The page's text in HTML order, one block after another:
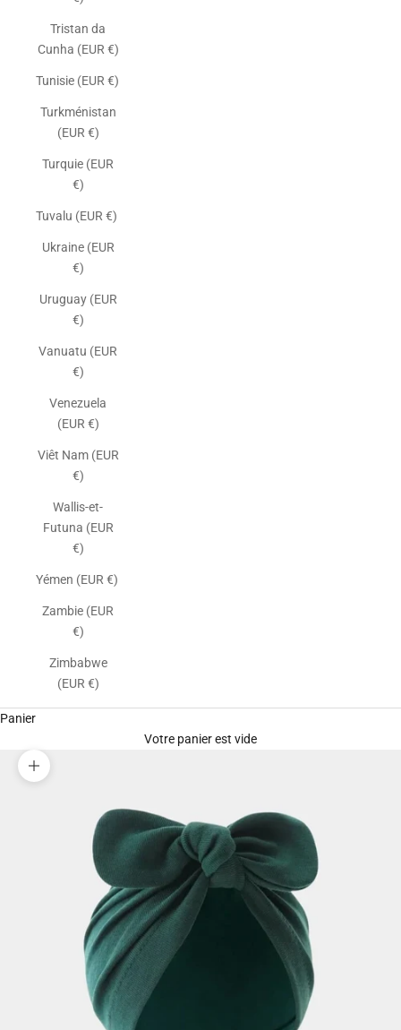
Tristan da
Cunha (EUR €)
Tunisie (EUR €)
Turkménistan
(EUR €)
Turquie (EUR
€)
Tuvalu (EUR €)
Ukraine (EUR
€)
Uruguay (EUR
€)
Vanuatu (EUR
€)
Venezuela
(EUR €)
Viêt Nam (EUR
€)
Wallis-et-
Futuna (EUR
€)
Yémen (EUR €)
Zambie (EUR
€)
Zimbabwe
(EUR €)
Panier
Votre panier est vide
Zoomer sur l'image